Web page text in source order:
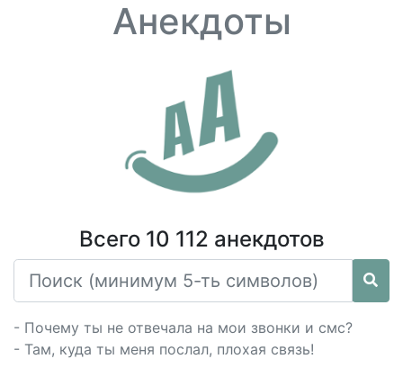
Анекдоты
Всего 10 112 анекдотов
- Почему ты не отвечала на мои звонки и смс?
- Там, куда ты меня послал, плохая связь!